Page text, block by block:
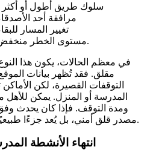
سلوك طريق أطول أو أكثر
مرافقة أحد
تغيير المسار
مستوى الخطر منخفض، لكنه يستحق المتابعة.
في معظم الحالات، يكون هذا
مقلق. فقد تُظهر بيانات
التوقفات القصيرة، لكن
المدرسة أو المنزل. يمكن للأهل
ومدة التوقف. فإذا كان يحدث
مصدر قلق أمني، بل يُعد جزءًا طبيعيًا من الحياة المدرسية اليومية.
انتهاء الأنشطة